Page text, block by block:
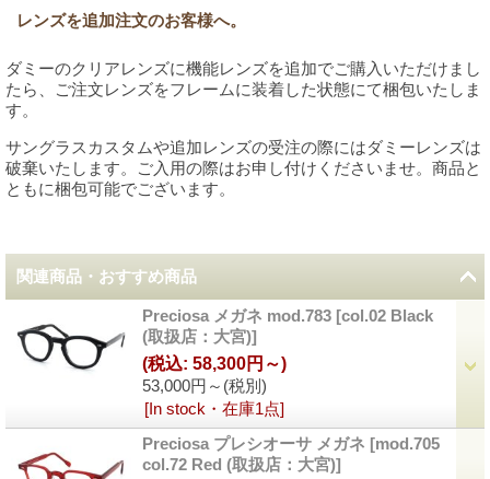
レンズを追加注文のお客様へ。
ダミーのクリアレンズに機能レンズを追加でご購入いただけまし
たら、ご注文レンズをフレームに装着した状態にて梱包いたしま
す。
サングラスカスタムや追加レンズの受注の際にはダミーレンズは
破棄いたします。ご入用の際はお申し付けくださいませ。商品と
ともに梱包可能でございます。
関連商品・おすすめ商品
Preciosa メガネ mod.783 [col.02 Black
(取扱店：大宮)]
53,000円～ (税別)
(税込: 58,300円～)
[In stock・在庫1点]
Preciosa プレシオーサ メガネ [mod.705
col.72 Red (取扱店：大宮)]